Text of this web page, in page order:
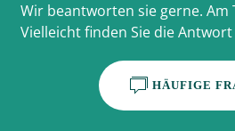
Wir beantworten sie gerne. Am
Vielleicht finden Sie die
HÄUFIGE